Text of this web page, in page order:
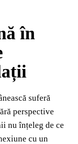
în
suferă
perspective
nu înțeleg de ce
cu un